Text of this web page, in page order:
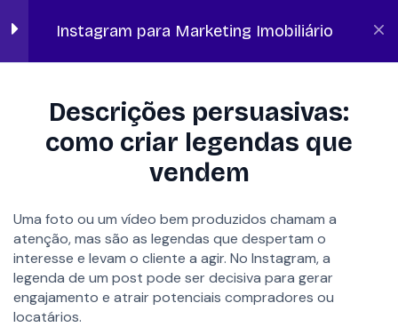
Instagram para Marketing Imobiliário
10 minutos
o que fazer e o que evitar
10 minutos
como criar legendas que
10 minutos
Como criar senso de urgência
e escassez para acelerar
decisões
10 minutos
Descrições persuasivas:
como criar legendas que
vendem
Uma foto ou um vídeo bem produzidos chamam a
atenção, mas são as legendas que despertam o
interesse e levam o cliente a agir. No Instagram, a
legenda de um post pode ser decisiva para gerar
engajamento e atrair potenciais compradores ou
locatários.
FALAR COM ESPECIALISTA